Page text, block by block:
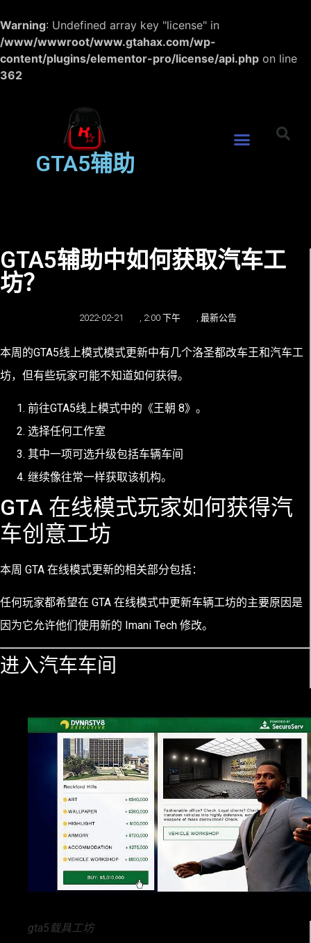
Warning: Undefined array key "license" in
/www/wwwroot/www.gtahax.com/wp-
content/plugins/elementor-pro/license/api.php on line
362
GTA5辅助
GTA5辅助中如何获取汽车工
坊？
2022-02-21 2:00 下午 最新公告
本周的GTA5线上模式模式更新中有几个洛圣都改车王和汽车工
坊，但有些玩家可能不知道如何获得。
前往GTA5线上模式中的《王朝 8》。
选择任何工作室
其中一项可选升级包括车辆车间
继续像往常一样获取该机构。
GTA 在线模式玩家如何获得汽
车创意工坊
本周 GTA 在线模式更新的相关部分包括：
任何玩家都希望在 GTA 在线模式中更新车辆工坊的主要原因是
因为它允许他们使用新的 Imani Tech 修改。
进入汽车车间
gta5载具工坊